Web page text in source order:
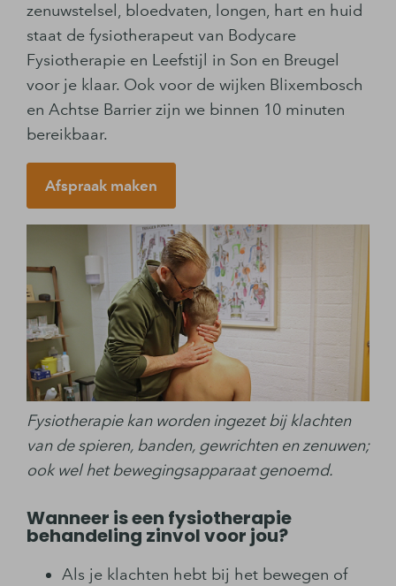
zenuwstelsel, bloedvaten, longen, hart en huid
staat de fysiotherapeut van Bodycare
Fysiotherapie en Leefstijl in Son en Breugel
voor je klaar. Ook voor de wijken Blixembosch
en Achtse Barrier zijn we binnen 10 minuten
bereikbaar.
Afspraak maken
Fysiotherapie kan worden ingezet bij klachten
van de spieren, banden, gewrichten en zenuwen;
ook wel het bewegingsapparaat genoemd.
Wanneer is een fysiotherapie
behandeling zinvol voor jou?
Als je klachten hebt bij het bewegen of